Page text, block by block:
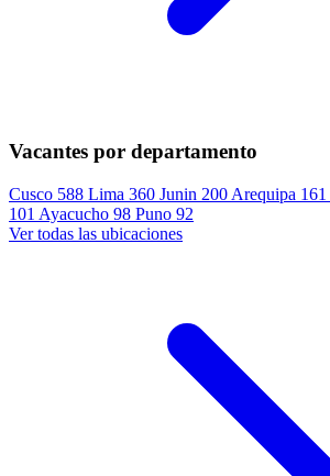
Vacantes por departamento
Cusco 588 Lima 360 Junin 200 Arequipa 161
101 Ayacucho 98 Puno 92
Ver todas las ubicaciones